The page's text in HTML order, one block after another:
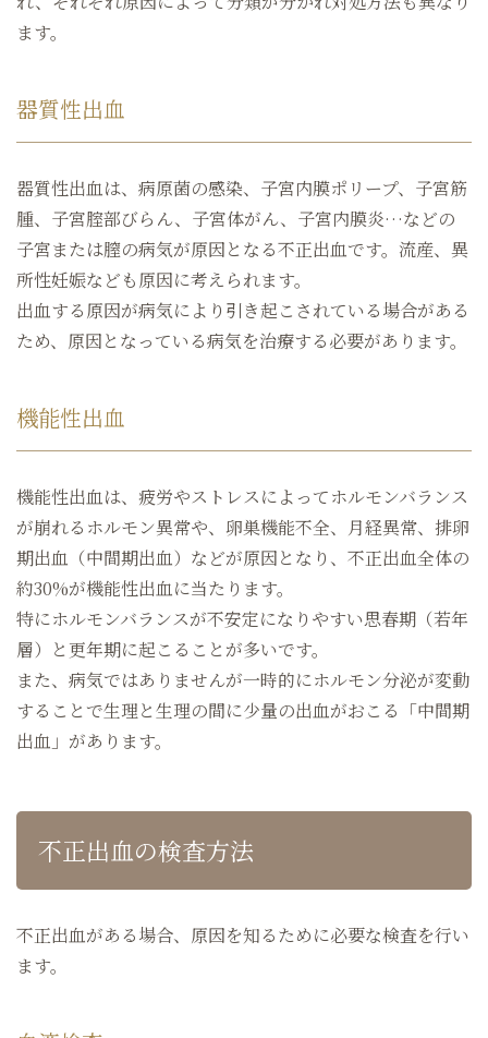
ます。
器質性出血
器質性出血は、病原菌の感染、子宮内膜ポリープ、子宮筋
腫、子宮腟部びらん、子宮体がん、子宮内膜炎…などの
子宮または膣の病気が原因となる不正出血です。流産、異
所性妊娠なども原因に考えられます。
出血する原因が病気により引き起こされている場合がある
ため、原因となっている病気を治療する必要があります。
機能性出血
機能性出血は、疲労やストレスによってホルモンバランス
が崩れるホルモン異常や、卵巣機能不全、月経異常、排卵
期出血（中間期出血）などが原因となり、不正出血全体の
約30%が機能性出血に当たります。
特にホルモンバランスが不安定になりやすい思春期（若年
層）と更年期に起こることが多いです。
また、病気ではありませんが一時的にホルモン分泌が変動
することで生理と生理の間に少量の出血がおこる「中間期
出血」があります。
不正出血の検査方法
不正出血がある場合、原因を知るために必要な検査を行い
ます。